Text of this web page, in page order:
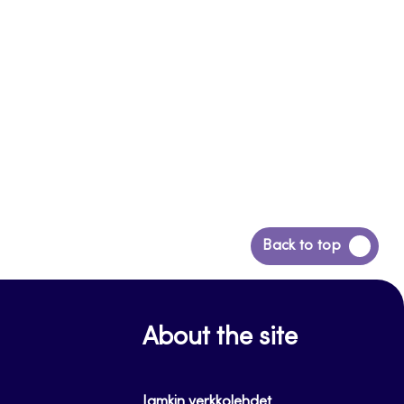
Back to top
Siirry
takaisin
About the site